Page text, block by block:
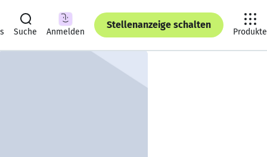
Suche Anmelden
Stellenanzeige schalten
Produkte